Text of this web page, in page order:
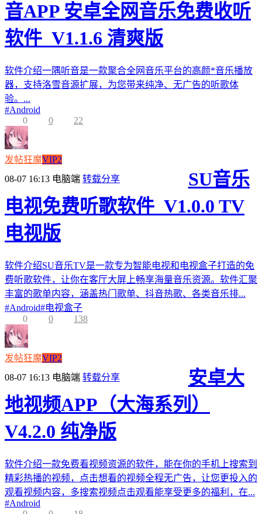
音APP 安卓全网音乐免费收听
软件_V1.1.6 清爽版
软件介绍一隅听音是一款聚合全网音乐平台的高颜*音乐播放
器，支持洛雪音源扩展，为您带来纯净、无广告的听歌体
验。...
#Android
0
0 22
发帖狂魔VIP2
08-07 16:13 电脑端 转载分享
SU音乐
电视免费听歌软件_V1.0.0 TV
电视版
软件介绍SU音乐TV是一款专为智能电视和电视盒子打造的免
费听歌软件，让你在客厅大屏上畅享海量音乐资源。软件汇聚
丰富的歌单内容，涵盖热门歌单、抖音热歌、各类音乐排...
#Android#电视盒子
0
0 138
发帖狂魔VIP2
08-07 16:13 电脑端 转载分享
安卓大
地视频APP（大海系列）
V4.2.0 纯净版
软件介绍一款免费看视频资源的软件，能在你的手机上搜索到
精彩热播的视频，点击想看的视频全程无广告，让您更投入的
观看视频内容，多搜索视频点击观看能享受更多的福利，在...
#Android